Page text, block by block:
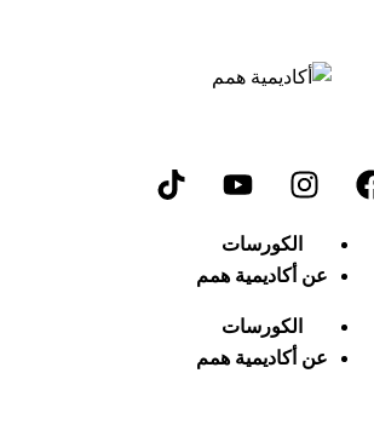
الكورسات
عن أكاديمية همم
الكورسات
عن أكاديمية همم